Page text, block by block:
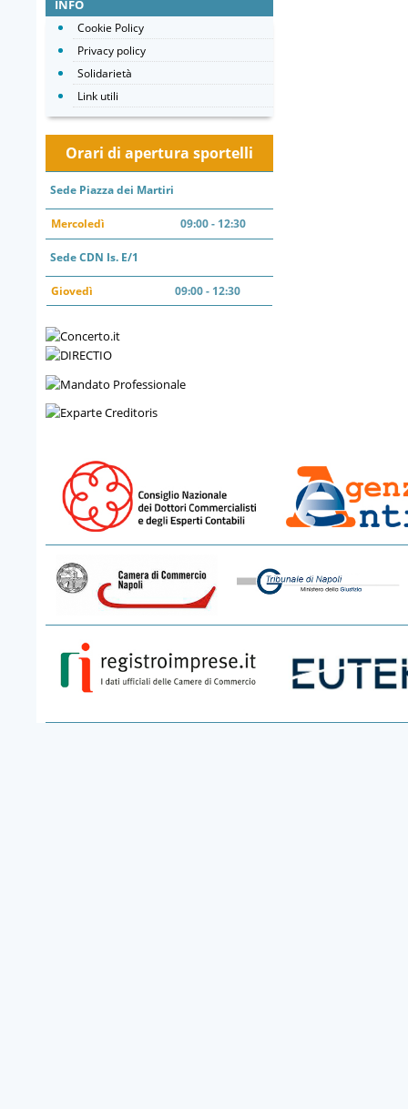
INFO
Cookie Policy
Privacy policy
Solidarietà
Link utili
Orari di apertura sportelli
Sede Piazza dei Martiri
Mercoledì 09:00 - 12:30
Sede CDN Is. E/1
Giovedì 09:00 - 12:30